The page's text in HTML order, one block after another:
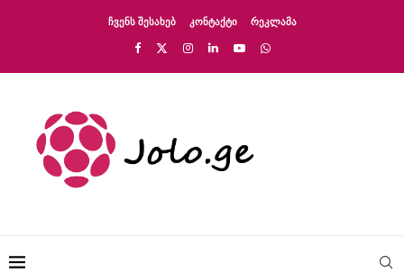
ᲩᲕᲔᲜᲡ ᲨᲔᲡᲐᲮᲔᲑ ᲙᲝᲜᲢᲐᲥᲢᲘ ᲠᲔᲙᲚᲐᲛᲐ